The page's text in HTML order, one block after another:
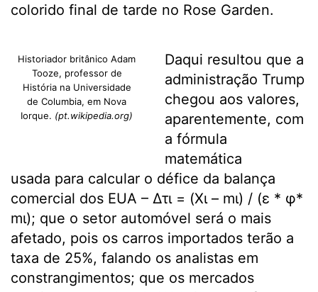
colorido final de tarde no Rose Garden.
Historiador britânico Adam
Tooze, professor de
História na Universidade
de Columbia, em Nova
Iorque. (pt.wikipedia.org)
Daqui resultou que a
administração Trump
chegou aos valores,
aparentemente, com
a fórmula
matemática
usada para calcular o défice da balança
comercial dos EUA – Δτɩ = (Χɩ – mɩ) / (ε * φ*
mɩ); que o setor automóvel será o mais
afetado, pois os carros importados terão a
taxa de 25%, falando os analistas em
constrangimentos; que os mercados